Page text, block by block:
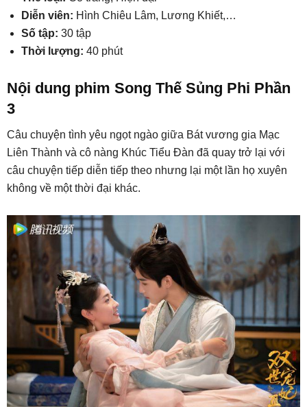
Diễn viên: Hình Chiêu Lâm, Lương Khiết,…
Số tập: 30 tập
Thời lượng: 40 phút
Nội dung phim Song Thế Sủng Phi Phần
3
Câu chuyện tình yêu ngọt ngào giữa Bát vương gia Mạc
Liên Thành và cô nàng Khúc Tiểu Đàn đã quay trở lại với
câu chuyện tiếp diễn tiếp theo nhưng lại một lần họ xuyên
không về một thời đại khác.